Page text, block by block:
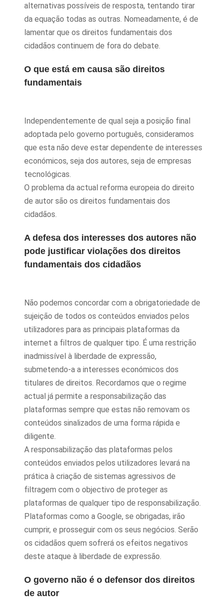
alternativas possíveis de resposta, tentando tirar
da equação todas as outras. Nomeadamente, é de
lamentar que os direitos fundamentais dos
cidadãos continuem de fora do debate.
O que está em causa são direitos
fundamentais
Independentemente de qual seja a posição final
adoptada pelo governo português, consideramos
que esta não deve estar dependente de interesses
económicos, seja dos autores, seja de empresas
tecnológicas.
O problema da actual reforma europeia do direito
de autor são os direitos fundamentais dos
cidadãos.
A defesa dos interesses dos autores não
pode justificar violações dos direitos
fundamentais dos cidadãos
Não podemos concordar com a obrigatoriedade de
sujeição de todos os conteúdos enviados pelos
utilizadores para as principais plataformas da
internet a filtros de qualquer tipo. É uma restrição
inadmissível à liberdade de expressão,
submetendo-a a interesses económicos dos
titulares de direitos. Recordamos que o regime
actual já permite a responsabilização das
plataformas sempre que estas não removam os
conteúdos sinalizados de uma forma rápida e
diligente.
A responsabilização das plataformas pelos
conteúdos enviados pelos utilizadores levará na
prática à criação de sistemas agressivos de
filtragem com o objectivo de proteger as
plataformas de qualquer tipo de responsabilização.
Plataformas como a Google, se obrigadas, irão
cumprir, e prosseguir com os seus negócios. Serão
os cidadãos quem sofrerá os efeitos negativos
deste ataque à liberdade de expressão.
O governo não é o defensor dos direitos
de autor